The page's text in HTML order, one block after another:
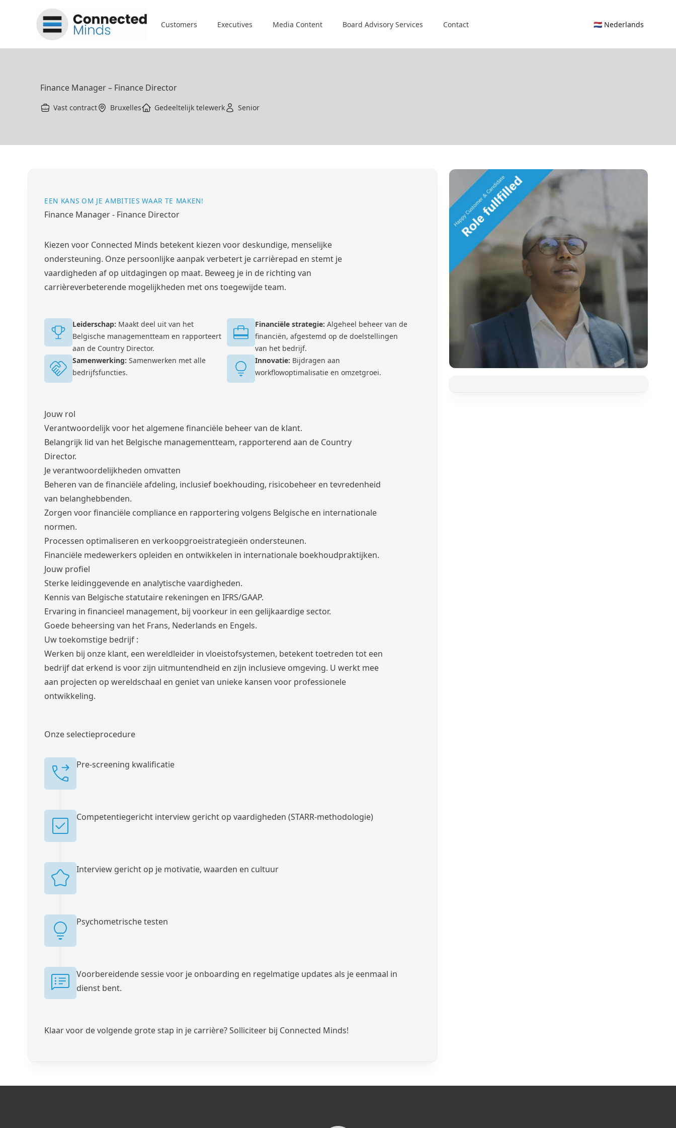
Connected Minds
Customers Executives Media Content Board Advisory Services Contact 🇳🇱 Nederlands
Finance Manager – Finance Director
Vast contract Bruxelles Gedeeltelijk telewerk Senior
EEN KANS OM JE AMBITIES WAAR TE MAKEN!
Finance Manager - Finance Director
Kiezen voor Connected Minds betekent kiezen voor deskundige, menselijke
ondersteuning. Onze persoonlijke aanpak verbetert je carrièrepad en stemt je
vaardigheden af op uitdagingen op maat. Beweeg je in de richting van
carrièreverbeterende mogelijkheden met ons toegewijde team.
Leiderschap: Maakt deel uit van het
Belgische managementteam en rapporteert
aan de Country Director.
Financiële strategie: Algeheel beheer van de
financiën, afgestemd op de doelstellingen
van het bedrijf.
Samenwerking: Samenwerken met alle
bedrijfsfuncties.
Innovatie: Bijdragen aan
workflowoptimalisatie en omzetgroei.
Jouw rol
Verantwoordelijk voor het algemene financiële beheer van de klant.
Belangrijk lid van het Belgische managementteam, rapporterend aan de Country
Director.
Je verantwoordelijkheden omvatten
Beheren van de financiële afdeling, inclusief boekhouding, risicobeheer en tevredenheid
van belanghebbenden.
Zorgen voor financiële compliance en rapportering volgens Belgische en internationale
normen.
Processen optimaliseren en verkoopgroeistrategieën ondersteunen.
Financiële medewerkers opleiden en ontwikkelen in internationale boekhoudpraktijken.
Jouw profiel
Sterke leidinggevende en analytische vaardigheden.
Kennis van Belgische statutaire rekeningen en IFRS/GAAP.
Ervaring in financieel management, bij voorkeur in een gelijkaardige sector.
Goede beheersing van het Frans, Nederlands en Engels.
Uw toekomstige bedrijf :
Werken bij onze klant, een wereldleider in vloeistofsystemen, betekent toetreden tot een
bedrijf dat erkend is voor zijn uitmuntendheid en zijn inclusieve omgeving. U werkt mee
aan projecten op wereldschaal en geniet van unieke kansen voor professionele
ontwikkeling.
Onze selectieprocedure
Pre-screening kwalificatie
Competentiegericht interview gericht op vaardigheden (STARR-methodologie)
Interview gericht op je motivatie, waarden en cultuur
Psychometrische testen
Voorbereidende sessie voor je onboarding en regelmatige updates als je eenmaal in
dienst bent.
Klaar voor de volgende grote stap in je carrière? Solliciteer bij Connected Minds!